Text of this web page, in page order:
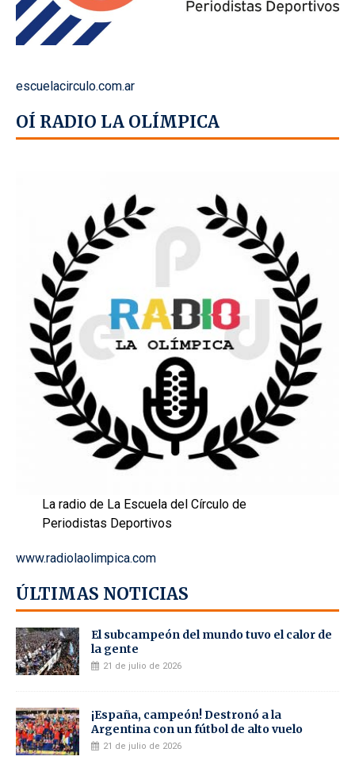
escuelacirculo.com.ar
OÍ RADIO LA OLÍMPICA
La radio de La Escuela del Círculo de
Periodistas Deportivos
www.radiolaolimpica.com
ÚLTIMAS NOTICIAS
El subcampeón del mundo tuvo el calor de
la gente
21 de julio de 2026
¡España, campeón! Destronó a la
Argentina con un fútbol de alto vuelo
21 de julio de 2026